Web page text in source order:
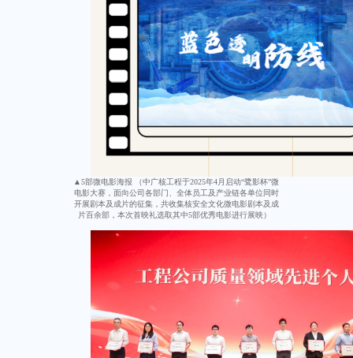
▲5部微电影海报 （中广核工程于2025年4月启动“鹭影杯”微
电影大赛，面向公司各部门、全体员工及产业链各单位同时
开展剧本及成片的征集，共收集核安全文化微电影剧本及成
片百余部，本次首映礼选取其中5部优秀电影进行展映）